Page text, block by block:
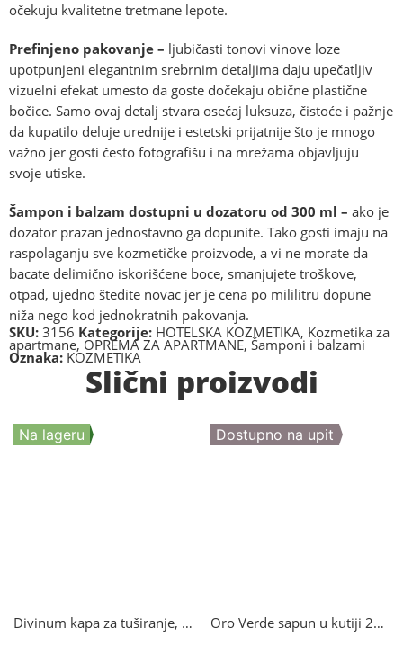
očekuju kvalitetne tretmane lepote.
Prefinjeno pakovanje – ljubičasti tonovi vinove loze
upotpunjeni elegantnim srebrnim detaljima daju upečatljiv
vizuelni efekat umesto da goste dočekaju obične plastične
bočice. Samo ovaj detalj stvara osećaj luksuza, čistoće i pažnje
da kupatilo deluje urednije i estetski prijatnije što je mnogo
važno jer gosti često fotografišu i na mrežama objavljuju
svoje utiske.
Šampon i balzam dostupni u dozatoru od 300 ml – ako je
dozator prazan jednostavno ga dopunite. Tako gosti imaju na
raspolaganju sve kozmetičke proizvode, a vi ne morate da
bacate delimično iskorišćene boce, smanjujete troškove,
otpad, ujedno štedite novac jer je cena po mililitru dopune
niža nego kod jednokratnih pakovanja.
SKU: 3156 Kategorije: HOTELSKA KOZMETIKA, Kozmetika za
apartmane, OPREMA ZA APARTMANE, Šamponi i balzami
Oznaka: KOZMETIKA
Slični proizvodi
Na lageru
Divinum kapa za tuširanje, 2051
Dostupno na upit
Oro Verde sapun u kutiji 20g, 1832